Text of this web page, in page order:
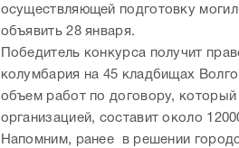
осуществляющей подготовку
объявить 28 января.
Победитель конкурса получит
колумбария на 45 кладбищах
объем работ по договору,
организацией, составит около
Напомним, ранее в решении